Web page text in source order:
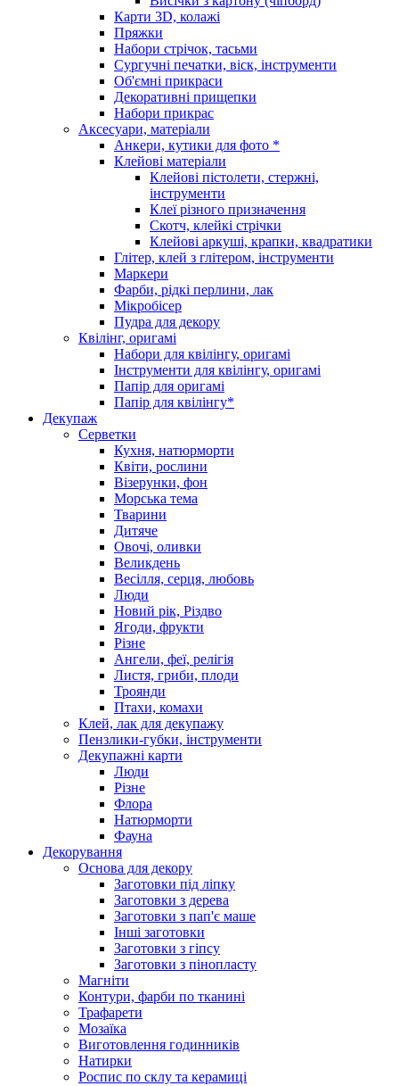
Карти 3D, колажі
Пряжки
Набори стрічок, тасьми
Сургучні печатки, віск, інструменти
Об'ємні прикраси
Декоративні прищепки
Набори прикрас
Аксесуари, матеріали
Анкери, кутики для фото *
Клейові матеріали
Клейові пістолети, стержні,
інструменти
Клеї різного призначення
Скотч, клейкі стрічки
Клейові аркуші, крапки, квадратики
Глітер, клей з глітером, інструменти
Маркери
Фарби, рідкі перлини, лак
Мікробісер
Пудра для декору
Квілінг, оригамі
Набори для квілінгу, оригамі
Інструменти для квілінгу, оригамі
Папір для оригамі
Папір для квілінгу*
Декупаж
Серветки
Кухня, натюрморти
Квіти, рослини
Візерунки, фон
Морська тема
Тварини
Дитяче
Овочі, оливки
Великдень
Весілля, серця, любовь
Люди
Новий рік, Різдво
Ягоди, фрукти
Різне
Ангели, феї, релігія
Листя, гриби, плоди
Троянди
Птахи, комахи
Клей, лак для декупажу
Пензлики-губки, інструменти
Декупажні карти
Люди
Різне
Флора
Натюрморти
Фауна
Декорування
Основа для декору
Заготовки під ліпку
Заготовки з дерева
Заготовки з пап'є маше
Інші заготовки
Заготовки з гіпсу
Заготовки з пінопласту
Магніти
Контури, фарби по тканині
Трафарети
Мозаїка
Виготовлення годинників
Натирки
Роспис по склу та керамиці